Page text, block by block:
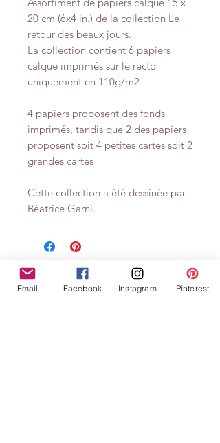
20 cm (6x4 in.) de la collection Le
retour des beaux jours.
La collection contient 6 papiers
calque imprimés sur le recto
uniquement en 110g/m2
4 papiers proposent des fonds
imprimés, tandis que 2 des papiers
proposent soit 4 petites cartes soit 2
grandes cartes
Cette collection a été dessinée par
Béatrice Garni.
Related Products
Email Facebook Instagram Pinterest